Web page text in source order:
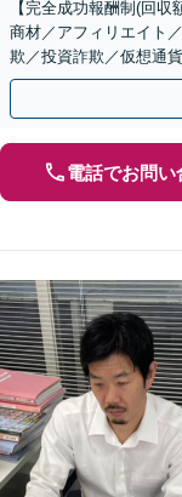
【完全成功報酬制(回
商材／アフィリエイト
欺／投資詐欺／仮想通
のみで解決も可能！
電話でお問い